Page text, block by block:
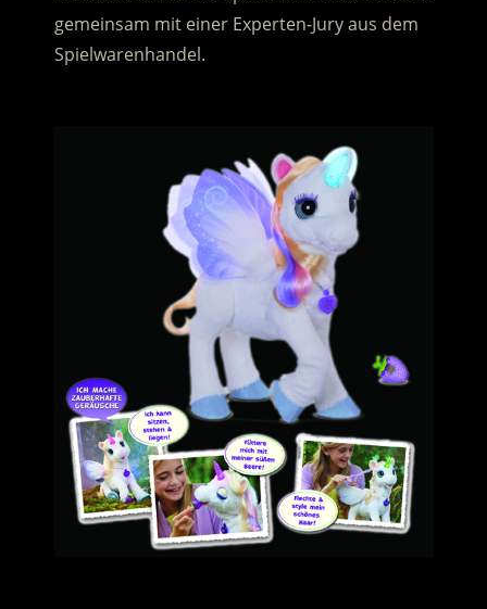
gemeinsam mit einer Experten-Jury aus dem
Spielwarenhandel.